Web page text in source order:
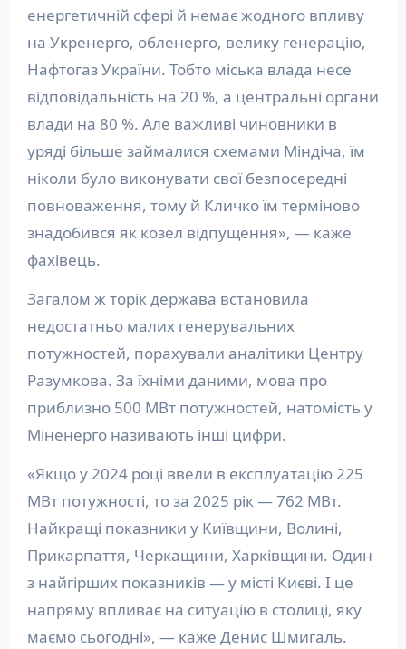
енергетичній сфері й немає жодного впливу
на Укренерго, обленерго, велику генерацію,
Нафтогаз України. Тобто міська влада несе
відповідальність на 20 %, а центральні органи
влади на 80 %. Але важливі чиновники в
уряді більше займалися схемами Міндіча, їм
ніколи було виконувати свої безпосередні
повноваження, тому й Кличко їм терміново
знадобився як козел відпущення», — каже
фахівець.
Загалом ж торік держава встановила
недостатньо малих генерувальних
потужностей, порахували аналітики Центру
Разумкова. За їхніми даними, мова про
приблизно 500 МВт потужностей, натомість у
Міненерго називають інші цифри.
«Якщо у 2024 році ввели в експлуатацію 225
МВт потужності, то за 2025 рік — 762 МВт.
Найкращі показники у Київщини, Волині,
Прикарпаття, Черкащини, Харківщини. Один
з найгірших показників — у місті Києві. І це
напряму впливає на ситуацію в столиці, яку
маємо сьогодні», — каже Денис Шмигаль.